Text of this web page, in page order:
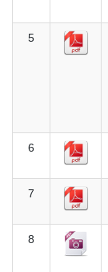
5
6
7
8